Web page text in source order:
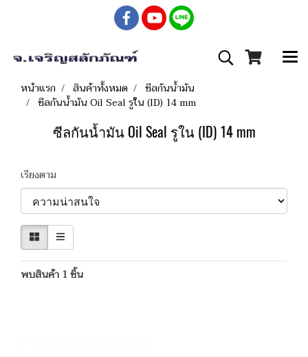
หน้าแรก สินค้าทั้งหมด
ซีลกันน้ำมัน
ซีลกันน้ำมัน Oil Seal รูใน (ID) 14 mm
ซีลกันน้ำมัน Oil Seal รูใน (ID) 14 mm
เรียงตาม
พบสินค้า 1 ชิ้น